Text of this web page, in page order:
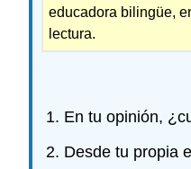
educadora bilingüe,
lectura.
En tu opinión,
Desde tu propia